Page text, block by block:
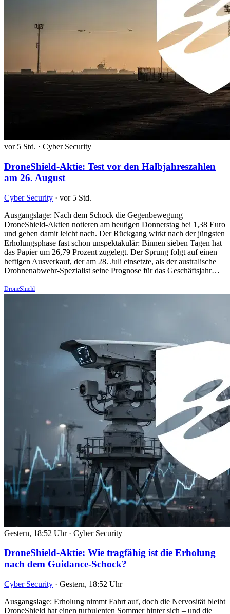
vor 5 Std. · Cyber Security
DroneShield-Aktie: Test vor den Halbjahreszahlen
am 26. August
Cyber Security · vor 5 Std.
Ausgangslage: Nach dem Schock die Gegenbewegung
DroneShield-Aktien notieren am heutigen Donnerstag bei 1,38 Euro
und geben damit leicht nach. Der Rückgang wirkt nach der jüngsten
Erholungsphase fast schon unspektakulär: Binnen sieben Tagen hat
das Papier um 26,79 Prozent zugelegt. Der Sprung folgt auf einen
heftigen Ausverkauf, der am 28. Juli einsetzte, als der australische
Drohnenabwehr-Spezialist seine Prognose für das Geschäftsjahr…
DroneShield
Gestern, 18:52 Uhr · Cyber Security
DroneShield-Aktie: Wie tragfähig ist die Erholung
nach dem Guidance-Schock?
Cyber Security · Gestern, 18:52 Uhr
Ausgangslage: Erholung nimmt Fahrt auf, doch die Nervosität bleibt
DroneShield hat einen turbulenten Sommer hinter sich – und die